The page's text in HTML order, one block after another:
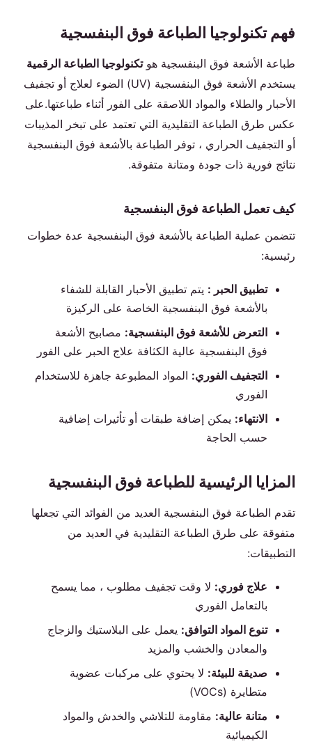
فهم تكنولوجيا الطباعة فوق البنفسجية
طباعة الأشعة فوق البنفسجية هوتكنولوجيا الطباعة الرقمية
يستخدم الأشعة فوق البنفسجية (UV) الضوء لعلاج أو تجفيف
الأحبار والطلاء والمواد اللاصقة على الفور أثناء طباعتها.على
عكس طرق الطباعة التقليدية التي تعتمد على تبخر المذيبات
أو التجفيف الحراري ، توفر الطباعة بالأشعة فوق البنفسجية
نتائج فورية ذات جودة ومتانة متفوقة.
كيف تعمل الطباعة فوق البنفسجية
تتضمن عملية الطباعة بالأشعة فوق البنفسجية عدة خطوات
رئيسية:
تطبيق الحبر : يتم تطبيق الأحبار القابلة للشفاء
بالأشعة فوق البنفسجية الخاصة على الركيزة
التعرض للأشعة فوق البنفسجية: مصابيح الأشعة
فوق البنفسجية عالية الكثافة علاج الحبر على الفور
التجفيف الفوري: المواد المطبوعة جاهزة للاستخدام
الفوري
الانتهاء: يمكن إضافة طبقات أو تأثيرات إضافية
حسب الحاجة
المزايا الرئيسية للطباعة فوق البنفسجية
تقدم الطباعة فوق البنفسجية العديد من الفوائد التي تجعلها
متفوقة على طرق الطباعة التقليدية في العديد من
التطبيقات:
علاج فوري: لا وقت تجفيف مطلوب ، مما يسمح
بالتعامل الفوري
تنوع المواد التوافق: يعمل على البلاستيك والزجاج
والمعادن والخشب والمزيد
صديقة للبيئة: لا يحتوي على مركبات عضوية
متطايرة (VOCs)
متانة عالية: مقاومة للتلاشي والخدش والمواد
الكيميائية